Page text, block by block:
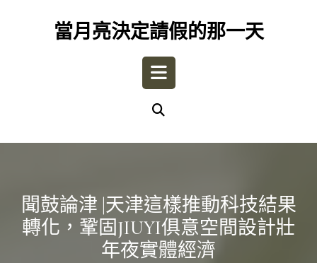
當月亮決定請假的那一天
Open
聞鼓論津 |天津這樣推動科技結果
轉化，鞏固JIUYI俱意空間設計壯
年夜實體經濟